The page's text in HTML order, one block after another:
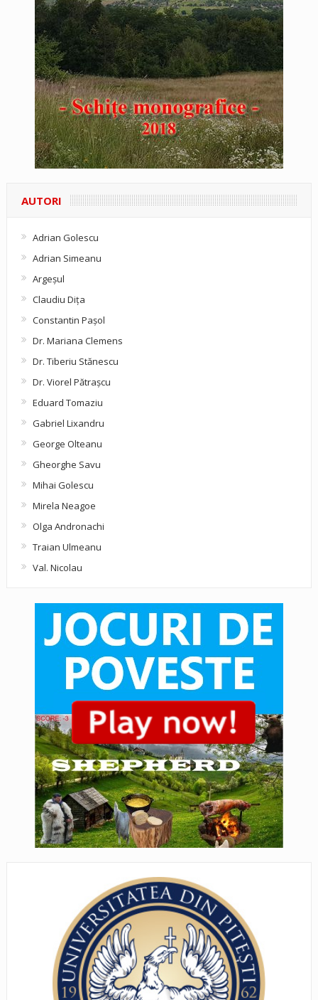
AUTORI
Adrian Golescu
Adrian Simeanu
Argeşul
Claudiu Diţa
Constantin Pașol
Dr. Mariana Clemens
Dr. Tiberiu Stănescu
Dr. Viorel Pătraşcu
Eduard Tomaziu
Gabriel Lixandru
George Olteanu
Gheorghe Savu
Mihai Golescu
Mirela Neagoe
Olga Andronachi
Traian Ulmeanu
Val. Nicolau